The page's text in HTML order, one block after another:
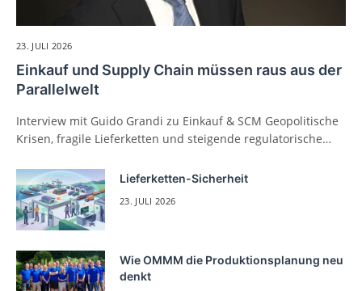
23. JULI 2026
Einkauf und Supply Chain müssen raus aus der
Parallelwelt
Interview mit Guido Grandi zu Einkauf & SCM Geopolitische
Krisen, fragile Lieferketten und steigende regulatorische…
Lieferketten-Sicherheit
23. JULI 2026
Wie OMMM die Produktionsplanung neu
denkt